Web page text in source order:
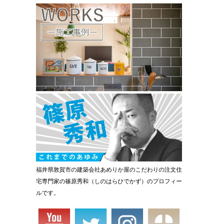
福井県敦賀市の建築会社あめりか屋のこだわりの注文住
宅専門家の篠原秀和（しのはらひでかず）のプロフィー
ルです。